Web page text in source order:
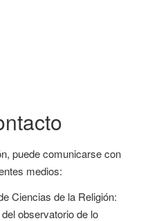
puede comunicarse con
medios:
Ciencias de la Religión:
observatorio de lo